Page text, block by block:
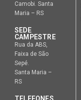
Camobi. Santa
Maria – RS
SEDE
CAMPESTRE
Rua da ABS,
Faixa de São
Sepé.
Santa Maria –
RS